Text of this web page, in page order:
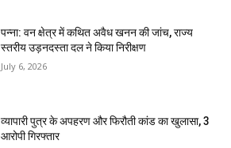
पन्ना: वन क्षेत्र में कथित अवैध खनन की जांच, राज्य
स्तरीय उड़नदस्ता दल ने किया निरीक्षण
July 6, 2026
व्यापारी पुत्र के अपहरण और फिरौती कांड का खुलासा, 3
आरोपी गिरफ्तार